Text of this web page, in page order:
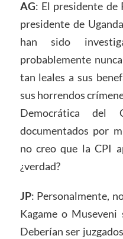
AG: El presidente de
presidente de
han sido
probablemente
tan leales a sus
sus horrendos
Democrática del
documentados por
no creo que la CPI
¿verdad?
JP: Personalmente,
Kagame o Museveni
Deberían ser